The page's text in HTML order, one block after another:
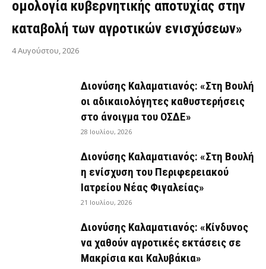
ομολογία κυβερνητικής αποτυχίας στην
καταβολή των αγροτικών ενισχύσεων»
4 Αυγούστου, 2026
Διονύσης Καλαματιανός: «Στη Βουλή
οι αδικαιολόγητες καθυστερήσεις
στο άνοιγμα του ΟΣΔΕ»
28 Ιουλίου, 2026
Διονύσης Καλαματιανός: «Στη Βουλή
η ενίσχυση του Περιφερειακού
Ιατρείου Νέας Φιγαλείας»
21 Ιουλίου, 2026
Διονύσης Καλαματιανός: «Κίνδυνος
να χαθούν αγροτικές εκτάσεις σε
Μακρίσια και Καλυβάκια»